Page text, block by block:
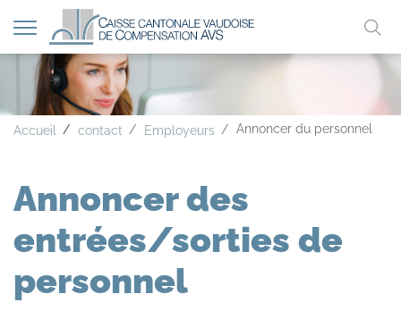
A A A
Afficher
la
navigation
Accueil contact Employeurs Annoncer du personnel
Annoncer des
entrées/sorties de
personnel